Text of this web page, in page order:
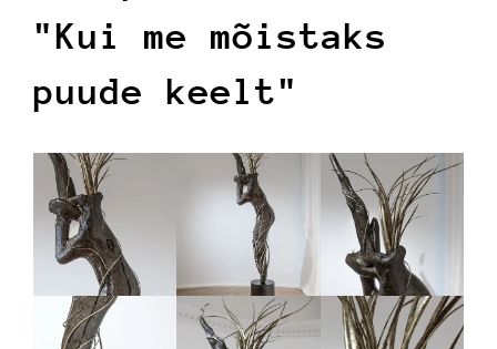
"Kui me mõistaks
puude keelt"